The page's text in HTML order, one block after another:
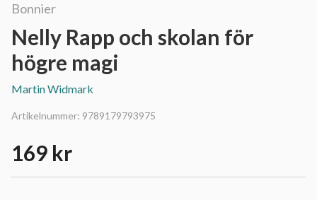
Bonnier
Nelly Rapp och skolan för
högre magi
Martin Widmark
Artikelnummer: 9789179793975
169 kr